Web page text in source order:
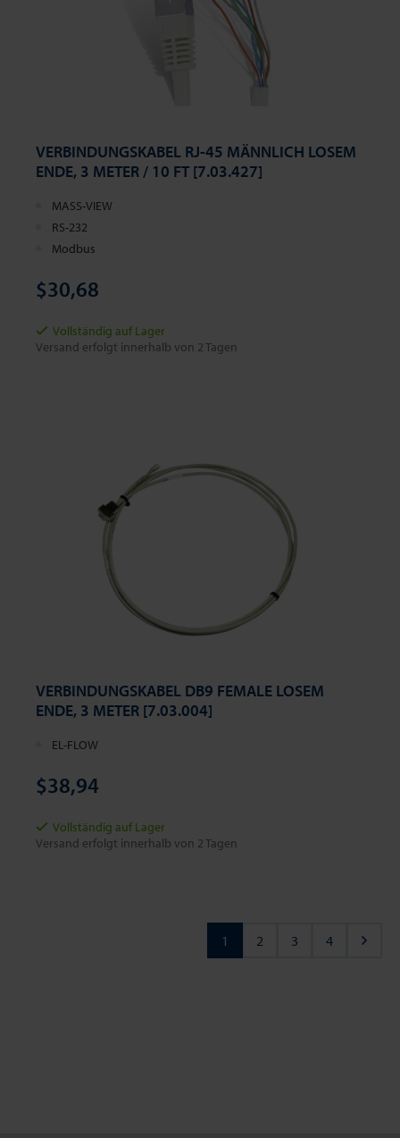
VERBINDUNGSKABEL RJ-45 MÄNNLICH LOSEM
ENDE, 3 METER / 10 FT [7.03.427]
MASS-VIEW
RS-232
Modbus
$30,68
Vollständig auf Lager
Versand erfolgt innerhalb von 2 Tagen
VERBINDUNGSKABEL DB9 FEMALE LOSEM
ENDE, 3 METER [7.03.004]
EL-FLOW
$38,94
Vollständig auf Lager
Versand erfolgt innerhalb von 2 Tagen
1 2 3 4